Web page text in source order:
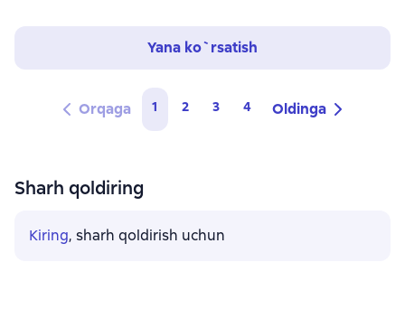
Yana ko`rsatish
Orqaga 1 2 3 4 Oldinga
Sharh qoldiring
Kiring, sharh qoldirish uchun